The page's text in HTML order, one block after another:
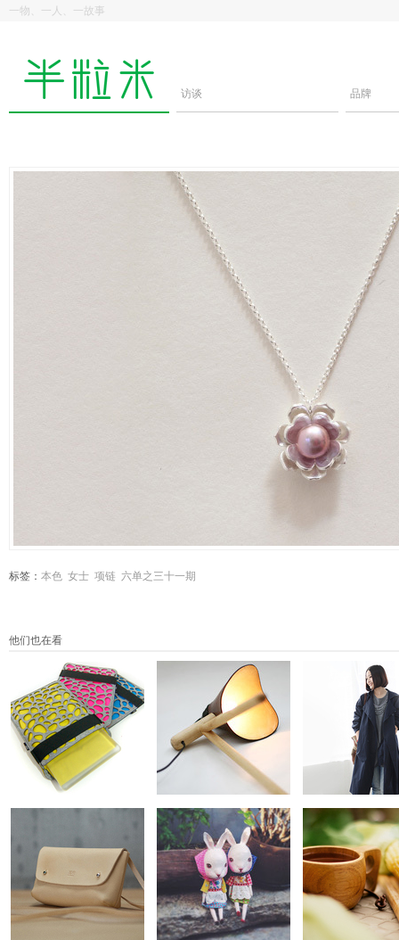
一物、一人、一故事
访谈 品牌
标签： 本色 女士 项链 六单之三十一期
他们也在看